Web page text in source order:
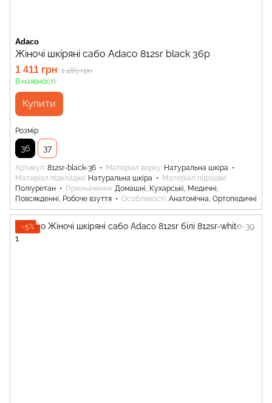
Adaco
Жіночі шкіряні сабо Adaco 812sr black 36р
1 411 грн 1 485 грн
В наявності
Купити
Розмір
36 37
Артикул 812sr-black-36 Матеріал верху Натуральна шкіра
Матеріал підкладки Натуральна шкіра
Матеріал підошви
Поліуретан
Призначення Домашні, Кухарські, Медичні,
Повсякденні, Робоче взуття
Особливості Анатомічна, Ортопедичні
−5%